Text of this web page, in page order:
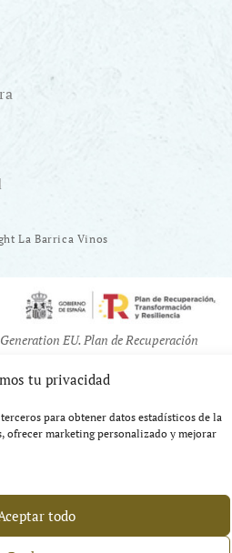
tu privacidad
para obtener datos estadísticos de la
ofrecer marketing personalizado y mejorar
todo
La Barrica Vinos
EU. Plan de Recuperación